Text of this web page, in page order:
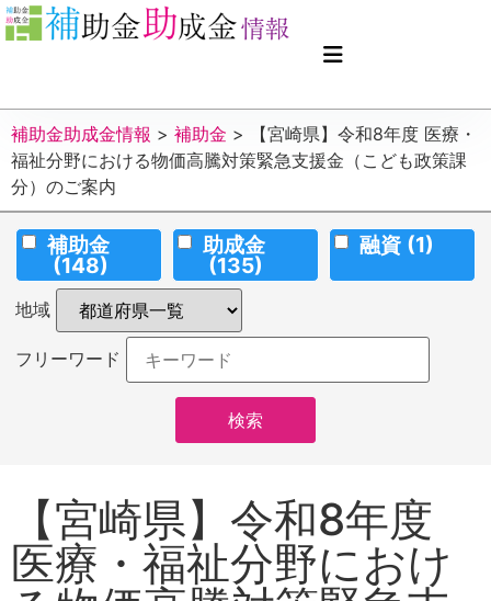
補助金助成金情報 > 補助金 >
【宮崎県】令和8年度 医療・
福祉分野における物価高騰対策緊急支援金（こども政策課
分）のご案内
補助金
(148)
助成金
(135)
融資 (1)
地域
フリーワード
【宮崎県】令和8年度
医療・福祉分野におけ